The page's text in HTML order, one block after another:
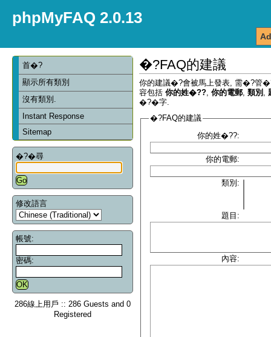
phpMyFAQ 2.0.13
首�?
顯示所有類別
沒有類別.
Instant Response
Sitemap
�?�尋
修改語言
帳號:
密碼:
286線上用戶 :: 286 Guests and 0
Registered
�?FAQ的建議
你的建議�?會被馬上發表, 需�?管
容包括 你的姓�?? 你的電郵 類別
�?�字.
�?FAQ的建議
你的姓�??:
你的電郵:
類別:
題目:
內容: